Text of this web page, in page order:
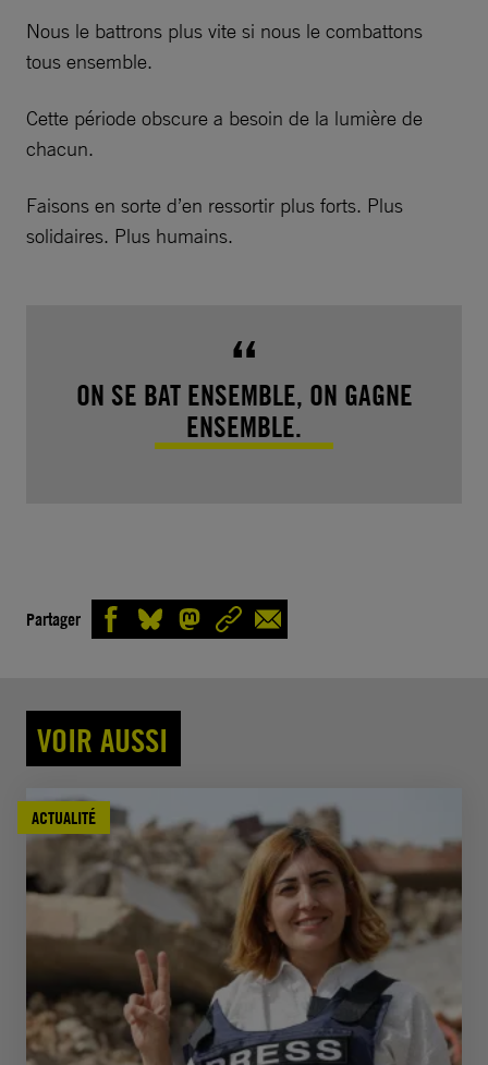
Nous le battrons plus vite si nous le combattons
tous ensemble.
Cette période obscure a besoin de la lumière de
chacun.
Faisons en sorte d’en ressortir plus forts. Plus
solidaires. Plus humains.
ON SE BAT ENSEMBLE, ON GAGNE
ENSEMBLE.
Partager
VOIR AUSSI
ACTUALITÉ